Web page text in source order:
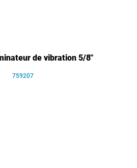
de vibration 5/8"
759207